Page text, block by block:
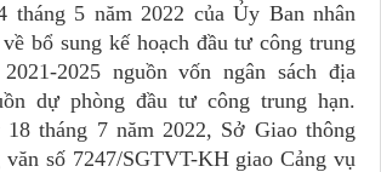
tháng 5 năm 2022 của Ủy Ban nhân
bổ sung kế hoạch đầu tư công trung
2025 nguồn vốn ngân sách địa
dự phòng đầu tư công trung hạn.
tháng 7 năm 2022, Sở Giao thông
văn số 7247/SGTVT-KH giao Cảng vụ